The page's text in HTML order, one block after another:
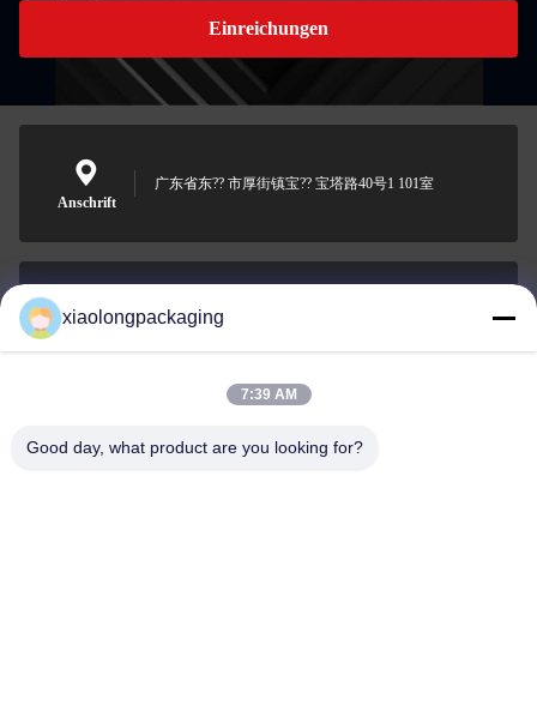
Einreichungen
Anschrift
广东省东?? 市厚街镇宝?? 宝塔路40号1 101室
E-Mail-Adresse
Tina@xiaolongpackaging.com
0086-15322891631
xiaolongpackaging
7:39 AM
Good day, what product are you looking for?